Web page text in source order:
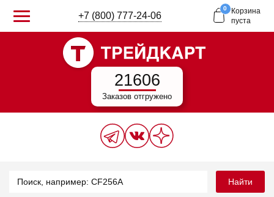
+7 (800) 777-24-06
0
Корзина
пуста
21606
Заказов отгружено
Найти